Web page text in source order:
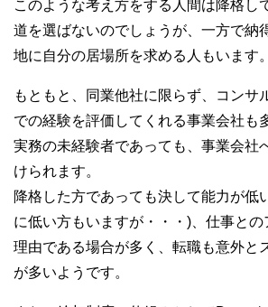
このような考え方をする人間は降格し
道を選ばないのでしょうが、一方で納
地に自分の居場所を求める人もいます。
もともと、同業他社に限らず、コンサ
での経験を評価してくれる事業会社も
実務の未経験者であっても、事業会社
けられます。
降格した方であっても決して能力が低
に低い方もいますが・・・)、仕事と
理由である場合が多く、転職も意外と
が多いようです。